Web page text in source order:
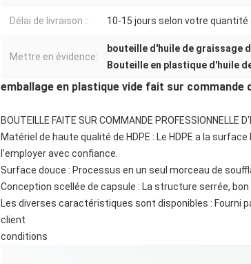
Délai de livraison :: 10-15 jours selon votre quantité
Mettre en évidence:
bouteille d'huile de graissage
Bouteille en plastique d'huile
emballage en plastique vide fait sur
BOUTEILLE FAITE SUR COMMANDE PROFESSIONNELLE
Matériel de haute qualité de HDPE : Le HDPE a la
l'employer avec confiance.
Surface douce : Processus en un seul morceau de
Conception scellée de capsule : La structure serrée,
Les diverses caractéristiques sont disponibles : Fourni
client
conditions